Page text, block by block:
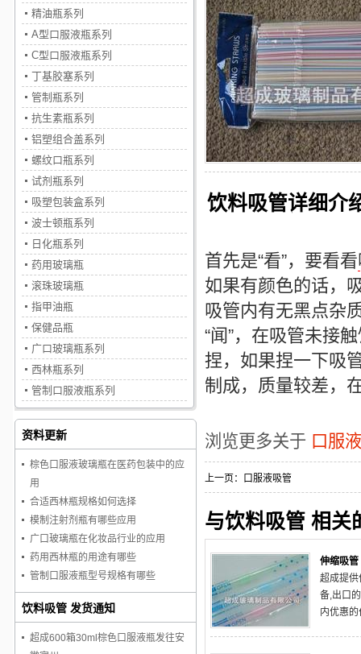
饮料吸管详细介
首先是“看”，要看看
如果有颜色的话，
吸管内有无黑点杂
“闻”，在吸管未接
捏，如果捏一下吸
制成，质量较差，
浏览更多关于 口服
上一页： 口服液吸管
与饮料吸管 相关
伸缩吸管
超成提供
备,出口
内优惠
精油瓶系列
A型口服液瓶系列
C型口服液瓶系列
丁基胶塞系列
管制瓶系列
抗生素瓶系列
铝塑组合盖系列
螺纹口瓶系列
试剂瓶系列
吸塑包装盒系列
波士顿瓶系列
日化瓶系列
药用玻璃瓶
滚珠玻璃瓶
指甲油瓶
保健品瓶
广口玻璃瓶系列
西林瓶系列
管制口服液瓶系列
资料更新
棕色口服液玻璃瓶在医药包装中的应
用
合适西林瓶规格如何选择
模制注射剂瓶有哪些应用
广口玻璃瓶在化妆品行业的应用
药用西林瓶的用途有哪些
管制口服液瓶型号规格有哪些
饮料吸管 发货通知
超成600箱30ml棕色口服液瓶发往安